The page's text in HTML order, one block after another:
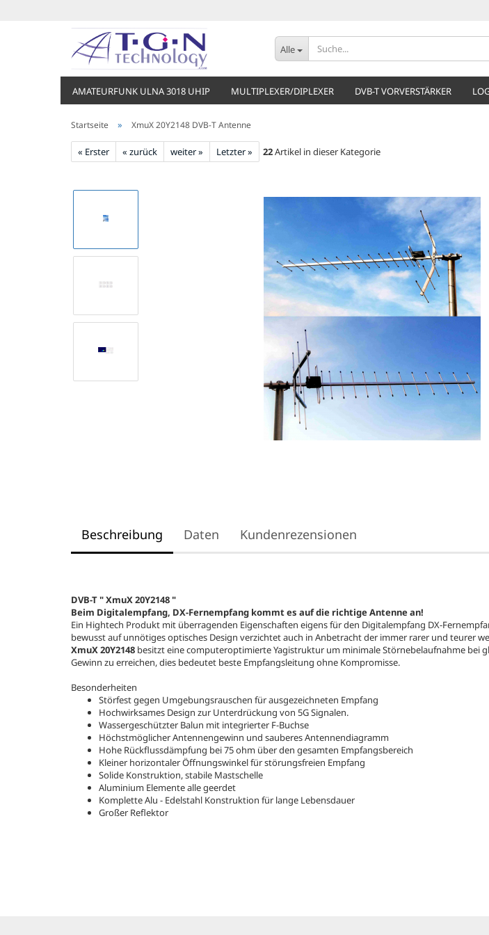
Alle
AMATEURFUNK ULNA 3018 UHIP MULTIPLEXER/DIPLEXER DVB-T VORVERSTÄRKER
Startseite » XmuX 20Y2148 DVB-T Antenne
« Erster « zurück weiter » Letzter » 22Artikel in dieser Kategorie
Beschreibung Daten Kundenrezensionen
DVB-T " XmuX 20Y2148 "
Beim Digitalempfang, DX-Fernempfang kommt es auf die richtige Antenne an!
Ein Hightech Produkt mit überragenden Eigenschaften eigens für den Digitalempfang DX-
bewusst auf unnötiges optisches Design verzichtet auch in Anbetracht der immer rarer und teurer
XmuX 20Y2148 besitzt eine computeroptimierte Yagistruktur um minimale Störnebelaufnahme bei
Gewinn zu erreichen, dies bedeutet beste Empfangsleitung ohne Kompromisse.
Besonderheiten
Störfest gegen Umgebungsrauschen für ausgezeichneten Empfang
Hochwirksames Design zur Unterdrückung von 5G Signalen.
Wassergeschützter Balun mit integrierter F-Buchse
Höchstmöglicher Antennengewinn und sauberes Antennendiagramm
Hohe Rückflussdämpfung bei 75 ohm über den gesamten Empfangsbereich
Kleiner horizontaler Öffnungswinkel für störungsfreien Empfang
Solide Konstruktion, stabile Mastschelle
Aluminium Elemente alle geerdet
Komplette Alu - Edelstahl Konstruktion für lange Lebensdauer
Großer Reflektor